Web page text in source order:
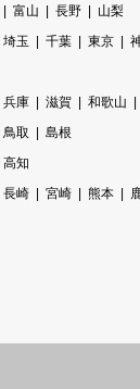
富山 長野
山梨
埼玉 千葉 東京
兵庫 滋賀 和歌山
鳥取
島根
高知
長崎 宮崎 熊本